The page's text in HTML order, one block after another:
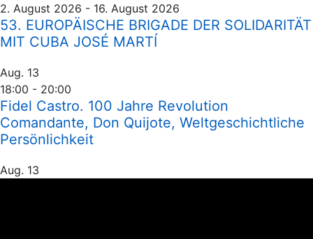
2. August 2026 - 16. August 2026
53. EUROPÄISCHE BRIGADE DER SOLIDARITÄT
MIT CUBA JOSÉ MARTÍ
Aug. 13
18:00 - 20:00
Fidel Castro. 100 Jahre Revolution
Comandante, Don Quijote, Weltgeschichtliche
Persönlichkeit
Aug. 13